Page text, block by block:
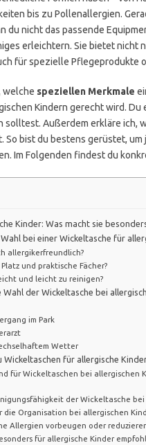
bis zu Pollenallergien.
du nicht das passende
erleichtern. Sie bietet nicht
für spezielle Pflegeprodukte
welche speziellen Merkmale
Kindern gerecht wird. Du
solltest. Außerdem erkläre ich,
So bist du bestens gerüstet,
Im Folgenden findest du
Kinder: Was macht sie
bei einer Wickeltasche für
allergikerfreundlich?
und praktische Fächer?
und leicht zu reinigen?
der Wickeltasche bei
im Park
Wetter
Wickeltaschen für allergische
für Wickeltaschen bei allergischen
der Wickeltasche bei
die Organisation bei allergischen
Allergien vorbeugen oder
für allergische Kinder